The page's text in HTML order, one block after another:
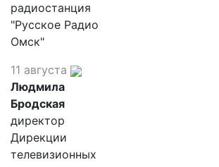
радиостанция
"Русское Радио
Омск"
11 августа
Людмила
Бродская
директор
Дирекции
телевизионных